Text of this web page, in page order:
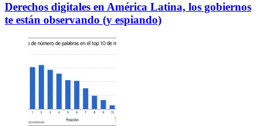
Derechos digitales en América Latina, los gobiernos
te están observando (y espiando)